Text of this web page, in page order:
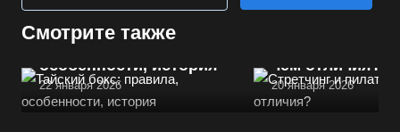
Смотрите также
Тайский бокс: правила,
особенности, история
22 января 2026
чём отличия?
20 января 2026